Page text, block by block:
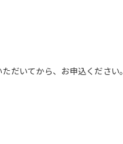
だいてから、お申込ください。